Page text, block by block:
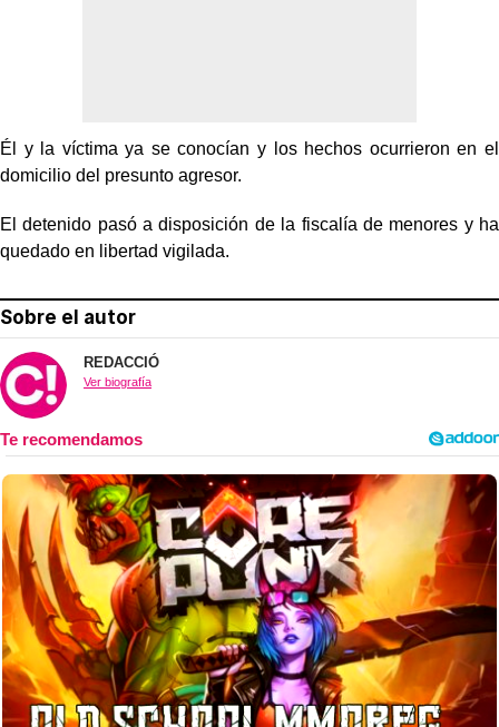
Él y la víctima ya se conocían y los hechos ocurrieron en el
domicilio del presunto agresor.
El detenido pasó a disposición de la fiscalía de menores y ha
quedado en libertad vigilada.
Sobre el autor
REDACCIÓ
Ver biografía